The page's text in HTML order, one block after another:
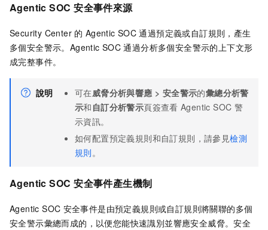
Agentic SOC 安全事件來源
Security Center 的 Agentic SOC 通過預定義或自訂規則，產生
多個安全警示。Agentic SOC 通過分析多個安全警示的上下文形
成完整事件。
說明 可在威脅分析與響應 > 安全警示的彙總分析警
示和 自訂分析警示頁簽查看 Agentic SOC 警
示資訊。
如何配置預定義規則和自訂規則，請參見檢測
規則 。
Agentic SOC 安全事件產生機制
Agentic SOC 安全事件是由預定義規則或自訂規則將關聯的多個
安全警示彙總而成的，以便您能快速識別並響應安全威脅。安全